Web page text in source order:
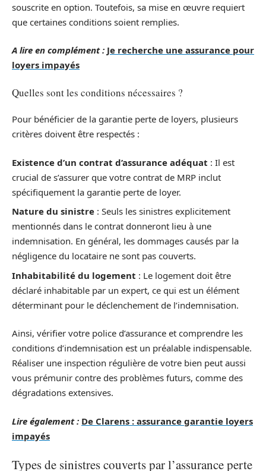
souscrite en option. Toutefois, sa mise en œuvre requiert
que certaines conditions soient remplies.
A lire en complément : Je recherche une assurance pour
loyers impayés
Quelles sont les conditions nécessaires ?
Pour bénéficier de la garantie perte de loyers, plusieurs
critères doivent être respectés :
Existence d’un contrat d’assurance adéquat : Il est
crucial de s’assurer que votre contrat de MRP inclut
spécifiquement la garantie perte de loyer.
Nature du sinistre : Seuls les sinistres explicitement
mentionnés dans le contrat donneront lieu à une
indemnisation. En général, les dommages causés par la
négligence du locataire ne sont pas couverts.
Inhabitabilité du logement : Le logement doit être
déclaré inhabitable par un expert, ce qui est un élément
déterminant pour le déclenchement de l’indemnisation.
Ainsi, vérifier votre police d’assurance et comprendre les
conditions d’indemnisation est un préalable indispensable.
Réaliser une inspection régulière de votre bien peut aussi
vous prémunir contre des problèmes futurs, comme des
dégradations extensives.
Lire également : De Clarens : assurance garantie loyers
impayés
Types de sinistres couverts par l’assurance perte